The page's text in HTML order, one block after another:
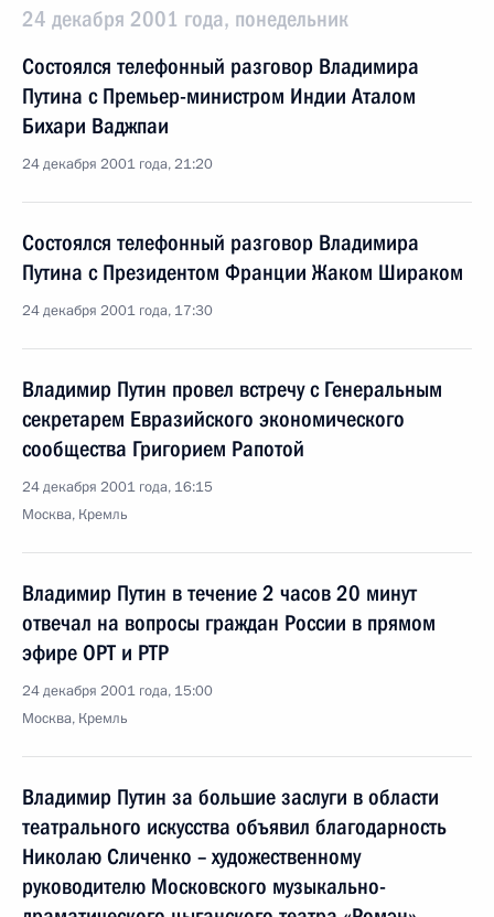
24 декабря 2001 года, понедельник
Состоялся телефонный разговор Владимира
Путина с Премьер-министром Индии Аталом
Бихари Ваджпаи
24 декабря 2001 года, 21:20
Состоялся телефонный разговор Владимира
Путина с Президентом Франции Жаком Шираком
24 декабря 2001 года, 17:30
Владимир Путин провел встречу с Генеральным
секретарем Евразийского экономического
сообщества Григорием Рапотой
24 декабря 2001 года, 16:15
Москва, Кремль
Владимир Путин в течение 2 часов 20 минут
отвечал на вопросы граждан России в прямом
эфире ОРТ и РТР
24 декабря 2001 года, 15:00
Москва, Кремль
Владимир Путин за большие заслуги в области
театрального искусства объявил благодарность
Николаю Сличенко – художественному
руководителю Московского музыкально-